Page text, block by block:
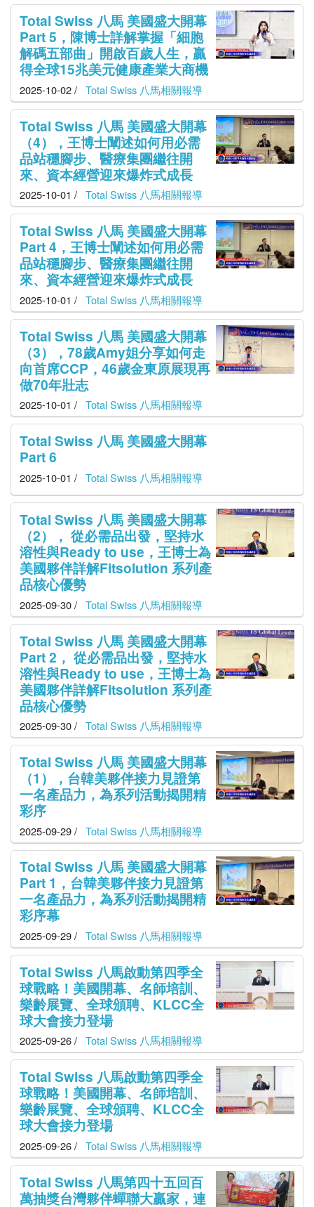
Total Swiss 八馬 美國盛大開幕
Part 5，陳博士詳解掌握「細胞
解碼五部曲」開啟百歲人生，贏
得全球15兆美元健康產業大商機
2025-10-02 / Total Swiss 八馬相關報導
Total Swiss 八馬 美國盛大開幕
（4），王博士闡述如何用必需
品站穩腳步、醫療集團繼往開
來、資本經營迎來爆炸式成長
2025-10-01 / Total Swiss 八馬相關報導
Total Swiss 八馬 美國盛大開幕
Part 4，王博士闡述如何用必需
品站穩腳步、醫療集團繼往開
來、資本經營迎來爆炸式成長
2025-10-01 / Total Swiss 八馬相關報導
Total Swiss 八馬 美國盛大開幕
（3），78歲Amy姐分享如何走
向首席CCP，46歲金東原展現再
做70年壯志
2025-10-01 / Total Swiss 八馬相關報導
Total Swiss 八馬 美國盛大開幕
Part 6
2025-10-01 / Total Swiss 八馬相關報導
Total Swiss 八馬 美國盛大開幕
（2）， 從必需品出發，堅持水
溶性與Ready to use，王博士為
美國夥伴詳解Fitsolution 系列產
品核心優勢
2025-09-30 / Total Swiss 八馬相關報導
Total Swiss 八馬 美國盛大開幕
Part 2， 從必需品出發，堅持水
溶性與Ready to use，王博士為
美國夥伴詳解Fitsolution 系列產
品核心優勢
2025-09-30 / Total Swiss 八馬相關報導
Total Swiss 八馬 美國盛大開幕
（1），台韓美夥伴接力見證第
一名產品力，為系列活動揭開精
彩序
2025-09-29 / Total Swiss 八馬相關報導
Total Swiss 八馬 美國盛大開幕
Part 1，台韓美夥伴接力見證第
一名產品力，為系列活動揭開精
彩序幕
2025-09-29 / Total Swiss 八馬相關報導
Total Swiss 八馬啟動第四季全
球戰略！美國開幕、名師培訓、
樂齡展覽、全球頒聘、KLCC全
球大會接力登場
2025-09-26 / Total Swiss 八馬相關報導
Total Swiss 八馬啟動第四季全
球戰略！美國開幕、名師培訓、
樂齡展覽、全球頒聘、KLCC全
球大會接力登場
2025-09-26 / Total Swiss 八馬相關報導
Total Swiss 八馬第四十五回百
萬抽獎台灣夥伴蟬聯大贏家，連